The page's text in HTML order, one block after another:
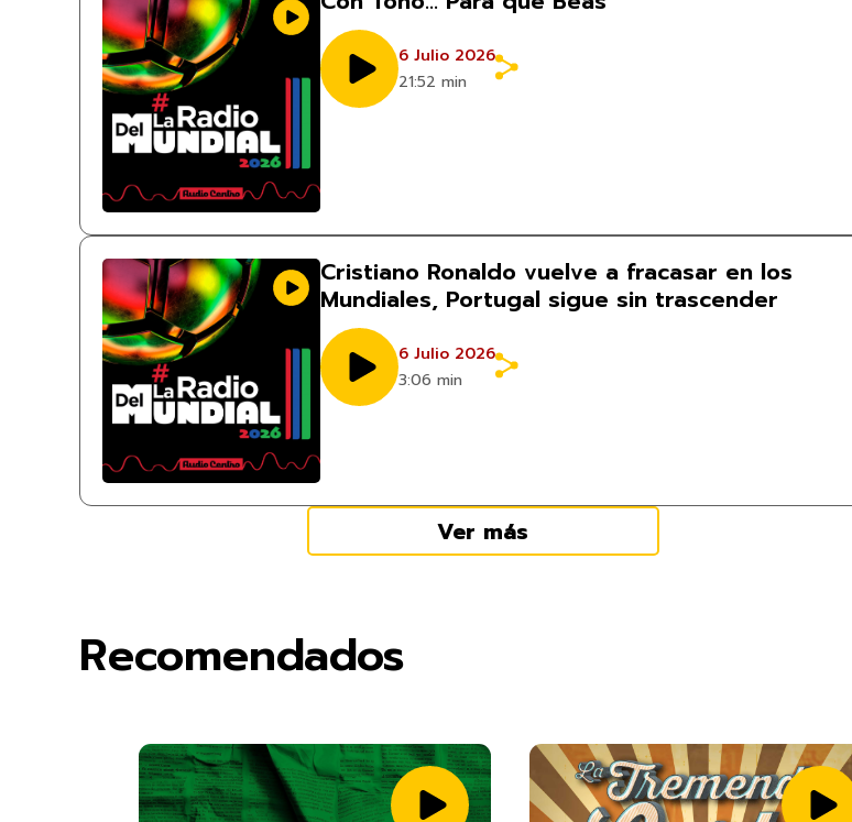
6 Julio 2026
21:52 min
Cristiano Ronaldo vuelve a fracasar en los
Mundiales, Portugal sigue sin trascender
6 Julio 2026
3:06 min
Ver más
Recomendados